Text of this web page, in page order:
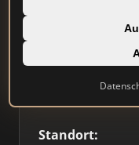
Standort: